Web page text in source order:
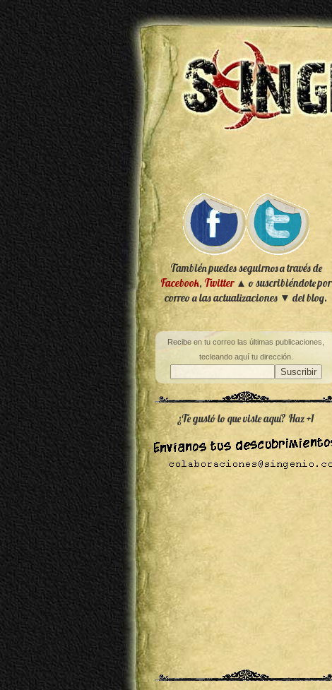
También puedes seguirnos a través de
Facebook,Twitter▲ o suscribiéndote por
correo a las actualizaciones ▼ del blog.
Recibe en tu correo las últimas publicaciones,
tecleando aquí tu dirección.
¿Te gustó lo que viste aquí? Haz +1